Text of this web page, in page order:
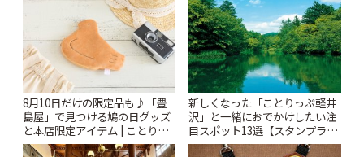
8月10日だけの限定品も♪「豊
島屋」で見つける鳩の日グッズ
と本店限定アイテム | ことりっ
ぷ
新しくなった「ことりっぷ軽井
沢」と一緒におでかけしたい注
目スポット13選【スタンプラリ
ー開催中】 | ことりっぷ